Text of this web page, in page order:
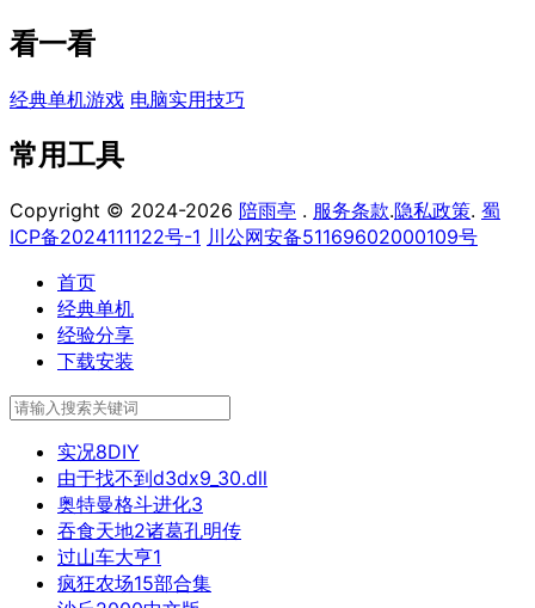
看一看
经典单机游戏 电脑实用技巧
常用工具
Copyright © 2024-2026 陪雨亭 . 服务条款.隐私政策. 蜀
ICP备2024111122号-1 川公网安备51169602000109号
首页
经典单机
经验分享
下载安装
实况8DIY
由于找不到d3dx9_30.dll
奥特曼格斗进化3
吞食天地2诸葛孔明传
过山车大亨1
疯狂农场15部合集